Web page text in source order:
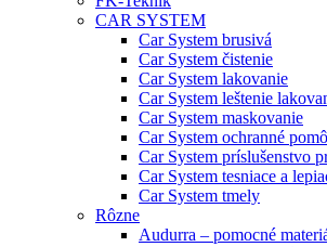
CAR SYSTEM
Car System brusivá
Car System čistenie
Car System lakovanie
Car System leštenie
Car System maskovanie
Car System ochranné
Car System príslušenstvo
Car System tesniace a
Car System tmely
Rôzne
Audurra – pomocné